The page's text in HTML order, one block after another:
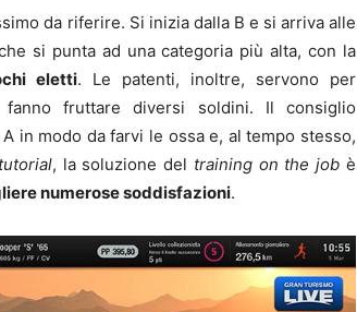
da riferire. Si inizia dalla B e si arriva alle
si punta ad una categoria più alta, con la
eletti. Le patenti, inoltre, servono per
fruttare diversi soldini. Il consiglio
in modo da farvi le ossa e, al tempo stesso,
tutorial, la soluzione del training on the job è
numerose soddisfazioni.